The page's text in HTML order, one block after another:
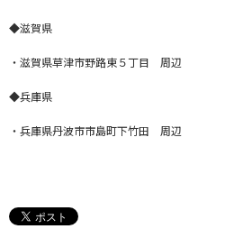
◆滋賀県
・滋賀県草津市野路東５丁目 周辺
◆兵庫県
・兵庫県丹波市市島町下竹田 周辺